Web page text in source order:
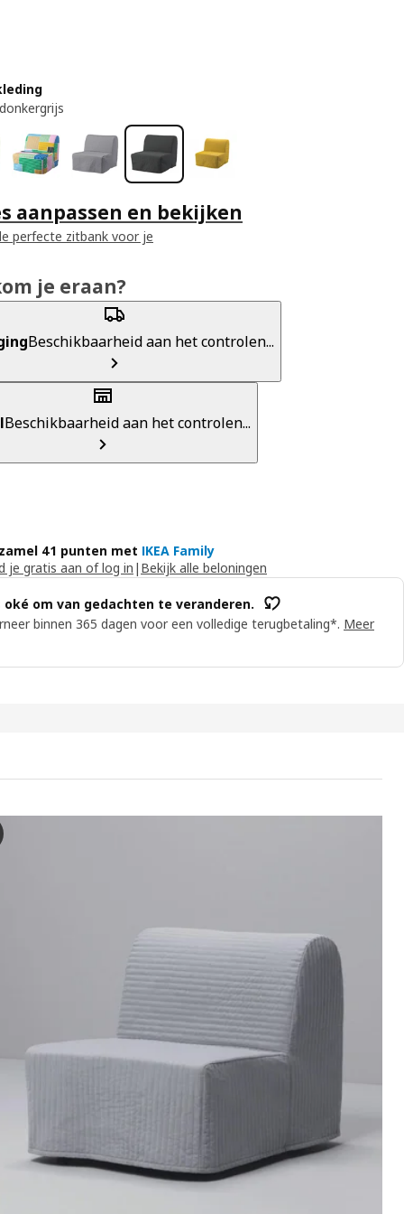
aanpassen en bekijken
perfecte zitbank voor je
je eraan?
Beschikbaarheid aan het controlen...
Beschikbaarheid aan het controlen...
41 punten met IKEA Family
je gratis aan of log in | Bekijk alle beloningen
oké om van gedachten te veranderen.
binnen 365 dagen voor een volledige terugbetaling*. Meer
video wordt een proces van het in elkaar zetten en gebruiken
LÖVÅS Slaapfauteuil, Vansbro donkergrijs